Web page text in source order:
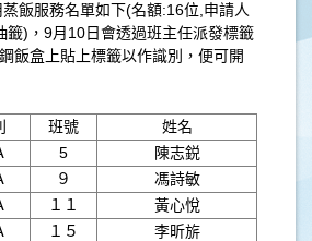
飯服務名單如下(名額:16位,申請人
籤)，9月10日會透過班主任派發標籤
飯盒上貼上標籤以作識別，便可開
班號
姓名
5
陳志鋭
９
馮詩敏
１１
黃心悅
１５
李昕旂